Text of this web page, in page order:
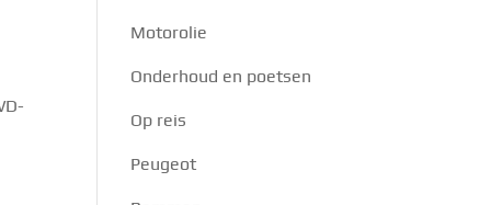
Motorolie
Onderhoud en poetsen
Op reis
Peugeot